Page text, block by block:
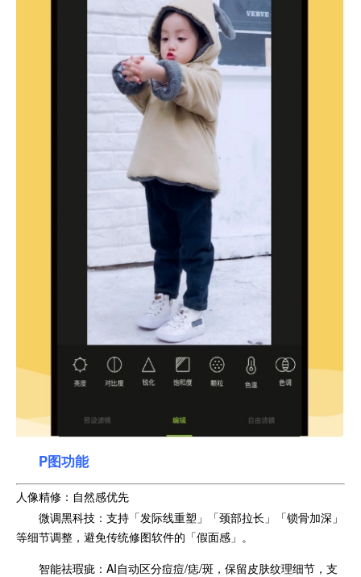
P图功能
人像精修：自然感优先‌
‌微调黑科技‌：支持「发际线重塑」「颈部拉长」「锁骨加深」
等细节调整，避免传统修图软件的「假面感」。
‌智能祛瑕疵‌：AI自动区分痘痘/痣/斑，保留皮肤纹理细节，支